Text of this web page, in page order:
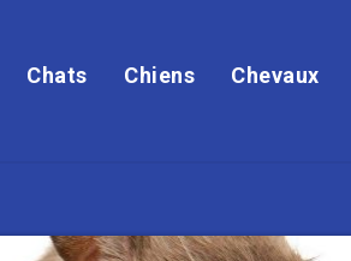
Chats Chiens Chevaux